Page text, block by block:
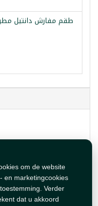
om de website
en marketingcookies
Verder
dat u akkoord
طقم مفارش دانتيل مطرز